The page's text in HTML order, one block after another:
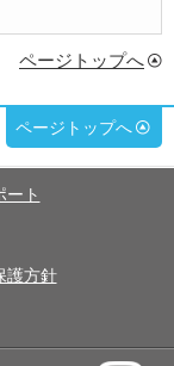
ページトップへ
ページトップへ
ート
護方針